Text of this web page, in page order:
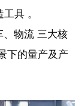
具 。
、物流 三大核
下的量产及产